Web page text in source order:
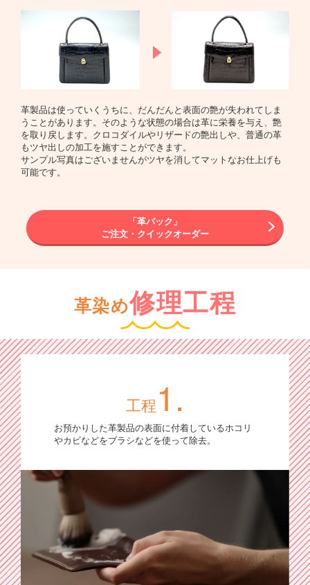
革製品は使っていくうちに、だんだんと表面の艶が失われてしま
うことがあります。そのような状態の場合は革に栄養を与え、艶
を取り戻します。クロコダイルやリザードの艶出しや、普通の革
もツヤ出しの加工を施すことができます。
サンプル写真はございませんがツヤを消してマットなお仕上げも
可能です。
「革パック」
ご注文・クイックオーダー
革染め修理工程
工程1.
お預かりした革製品の表面に付着しているホコリ
やカビなどをブラシなどを使って除去。